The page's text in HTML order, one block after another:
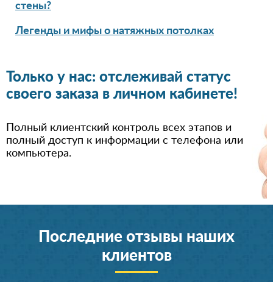
стены?
Легенды и мифы о натяжных потолках
Только у нас: отслеживай статус
своего заказа в личном кабинете!
Полный клиентский контроль всех этапов и
полный доступ к информации с телефона или
компьютера.
Последние отзывы наших
клиентов